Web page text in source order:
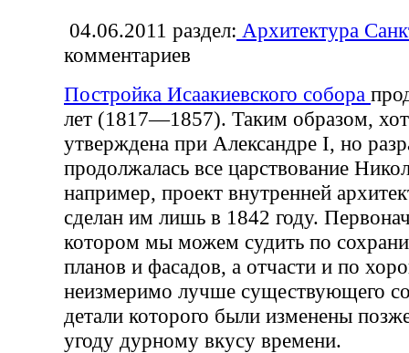
04.06.2011 раздел: Архитектура
комментариев
Постройка Исаакиевского собора
лет (1817—1857). Таким образом,
утверждена при Александре I, но
продолжалась все царствование
например, проект внутренней
сделан им лишь в 1842 году.
котором мы можем судить по
планов и фасадов, а отчасти и по
неизмеримо лучше существующего
детали которого были изменены
угоду дурному вкусу времени.